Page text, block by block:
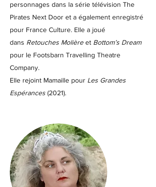
personnages dans la série télévision The
Pirates Next Door et a également enregistré
pour France Culture. Elle a joué
dans Retouches Molièreet Bottom’s Dream
pour le Footsbarn Travelling Theatre
Company.
Elle rejoint Mamaille pour Les Grandes
Espérances (2021).